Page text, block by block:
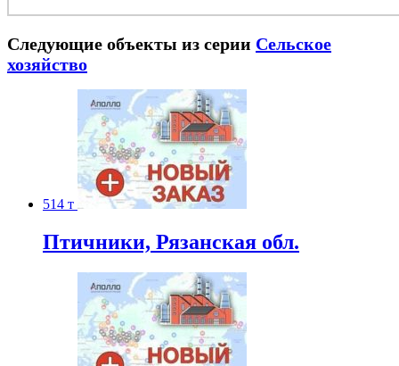
Следующие объекты из серии Сельское
хозяйство
514 т
Птичники, Рязанская обл.